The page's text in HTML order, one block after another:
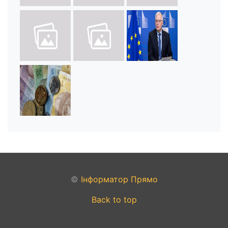
© Інформатор Прямо
Back to top